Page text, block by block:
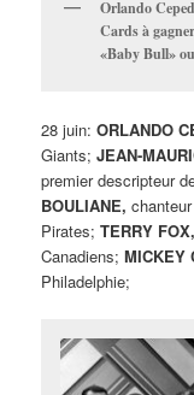
Orlando
Cards à
«Baby Bull»
28 juin:ORLANDO
Giants;JEAN-
premier descripteur
BOULIANE,
Pirates;TERRY FOX,
Canadiens;MICKEY
Philadelphie;